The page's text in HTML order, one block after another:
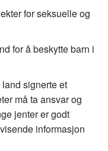
for seksuelle og
for å beskytte barn i
signerte et
må ta ansvar og
jenter er godt
informasjon